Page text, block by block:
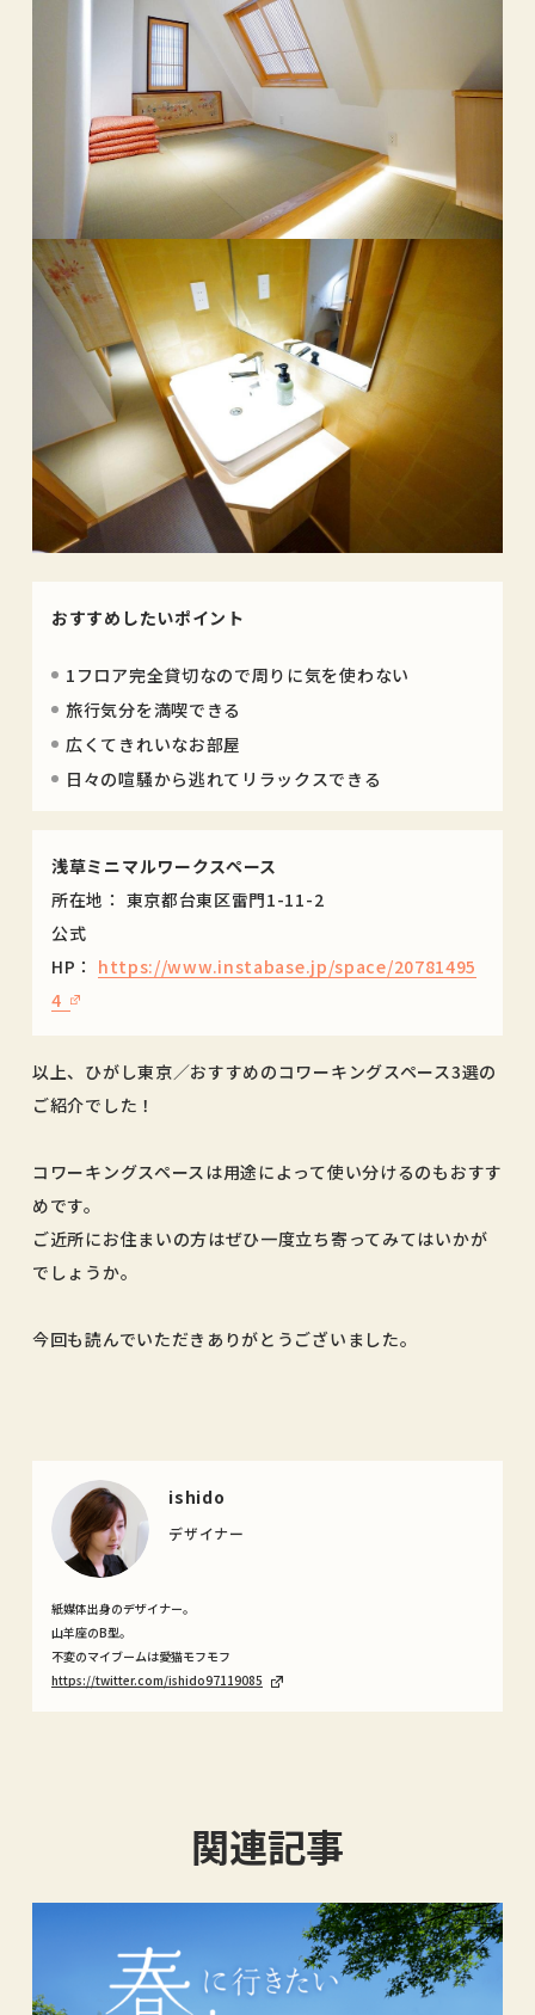
おすすめしたいポイント
1フロア完全貸切なので周りに気を使わない
旅行気分を満喫できる
広くてきれいなお部屋
日々の喧騒から逃れてリラックスできる
浅草ミニマルワークスペース
所在地： 東京都台東区雷門1-11-2
公式
HP： https://www.instabase.jp/space/20781495
4
以上、ひがし東京／おすすめのコワーキングスペース3選の
ご紹介でした！
コワーキングスペースは用途によって使い分けるのもおすす
めです。
ご近所にお住まいの方はぜひ一度立ち寄ってみてはいかが
でしょうか。
今回も読んでいただきありがとうございました。
ishido
デザイナー
紙媒体出身のデザイナー。
山羊座のB型。
不変のマイブームは愛猫モフモフ
https://twitter.com/ishido97119085
関連記事